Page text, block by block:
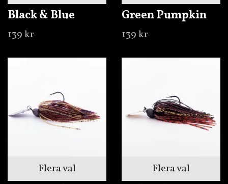
Black & Blue
139 kr
Green Pumpkin
139 kr
Flera val Flera val